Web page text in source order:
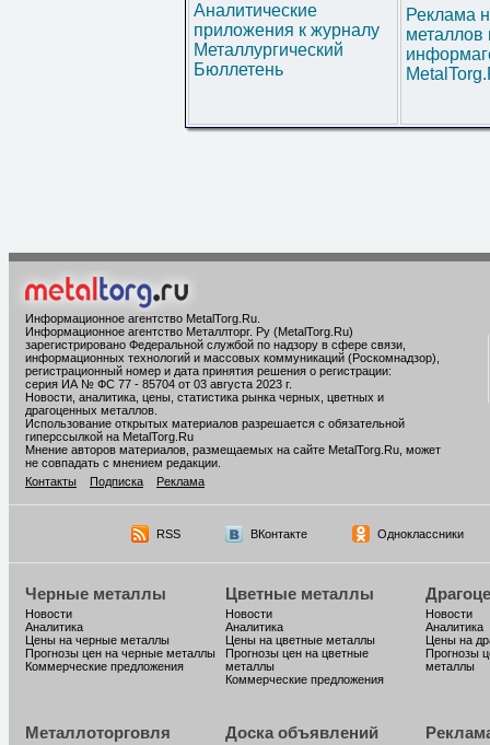
Аналитические
приложения к журналу
Металлургический
Бюллетень
Реклама
металлов
Информационное агентство MetalTorg.Ru
Информационное агентство Металлторг. Ру (MetalTorg.Ru)
зарегистрировано Федеральной службой по надзору в сфере связи,
информационных технологий и массовых коммуникаций (Роскомнадзор),
регистрационный номер и дата принятия решения о регистрации:
серия ИА № ФС 77 - 85704 от 03 августа 2023 г.
Новости, аналитика, цены, статистика рынка черных, цветных и
драгоценных металлов.
Использование открытых материалов разрешается с обязательной
гиперссылкой на MetalTorg.Ru
Мнение авторов материалов, размещаемых на сайте MetalTorg.Ru, может
не совпадать с мнением редакции.
Контакты
Подписка Реклама
RSS ВКонтакте Одноклассники
Черные металлы
Новости
Аналитика
Цены на черные металлы
Прогнозы цен на черные металлы
Коммерческие предложения
Цветные металлы
Новости
Аналитика
Цены на цветные металлы
Прогнозы цен на цветные
металлы
Коммерческие предложения
Новости
Аналитика
Цены на
Прогнозы
металлы
Металлоторговля Доска объявлений